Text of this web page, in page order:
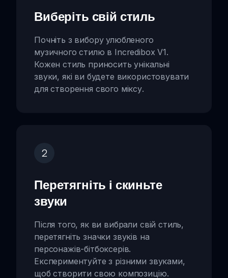
Виберіть свій стиль
Почніть з вибору улюбленого
музичного стилю в Incredibox V1.
Кожен стиль приносить унікальні
звуки, які ви будете використовувати
для створення свого міксу.
2
Перетягніть і скиньте
звуки
Після того, як ви вибрали свій стиль,
перетягніть значки звуків на
персонажів-бітбоксерів.
Експериментуйте з різними звуками,
щоб створити свою композицію.